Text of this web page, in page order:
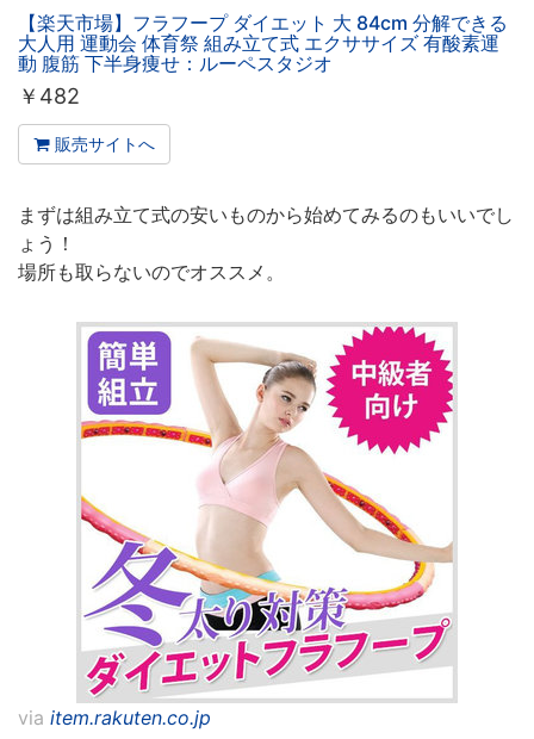
【楽天市場】フラフープ ダイエット 大 84cm 分解できる
大人用 運動会 体育祭 組み立て式 エクササイズ 有酸素運
動 腹筋 下半身痩せ：ルーペスタジオ
￥ 482
販売サイトへ
まずは組み立て式の安いものから始めてみるのもいいでし
ょう！
場所も取らないのでオススメ。
via item.rakuten.co.jp